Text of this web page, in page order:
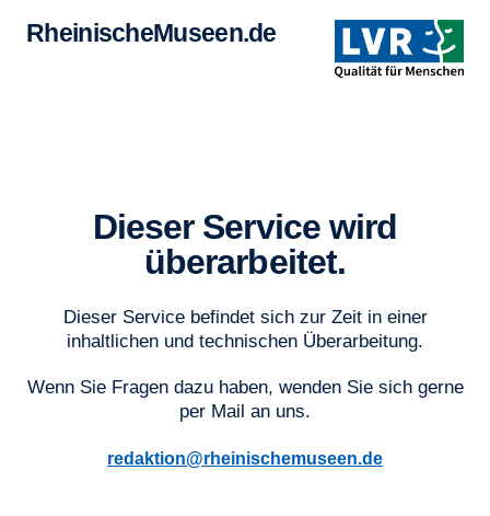
RheinischeMuseen.de
Dieser Service wird
überarbeitet.
Dieser Service befindet sich zur Zeit in einer
inhaltlichen und technischen Überarbeitung.
Wenn Sie Fragen dazu haben, wenden Sie sich gerne
per Mail an uns.
redaktion@rheinischemuseen.de